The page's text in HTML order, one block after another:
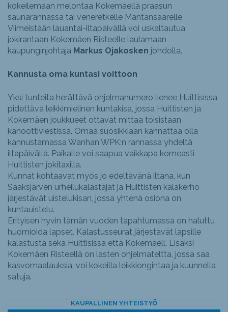
kokeilemaan melontaa Kokemäellä praasun
saunarannassa tai veneretkelle Mantansaarelle.
Viimeistään lauantai-iltapäivällä voi uskaltautua
jokirantaan Kokemäen Risteelle laulamaan
kaupunginjohtaja Markus Ojakosken johdolla.
Kannusta oma kuntasi voittoon
Yksi tunteita herättävä ohjelmanumero lienee Huittisissa
pidettävä leikkimielinen kuntakisa, jossa Huittisten ja
Kokemäen joukkueet ottavat mittaa toisistaan
kanoottiviestissä. Omaa suosikkiaan kannattaa olla
kannustamassa Wanhan WPK:n rannassa yhdeltä
iltapäivällä. Paikalle voi saapua vaikkapa komeasti
Huittisten jokitaxilla.
Kunnat kohtaavat myös jo edeltävänä iltana, kun
Sääksjärven urheilukalastajat ja Huittisten kalakerho
järjestävät uistelukisan, jossa yhtenä osiona on
kuntauistelu.
Erityisen hyvin tämän vuoden tapahtumassa on haluttu
huomioida lapset. Kalastusseurat järjestävät lapsille
kalastusta sekä Huittisissa että Kokemäell. Lisäksi
Kokemäen Risteellä on lasten ohjelmateltta, jossa saa
kasvomaalauksia, voi kokeilla leikkiongintaa ja kuunnella
satuja.
KAUPALLINEN YHTEISTYÖ